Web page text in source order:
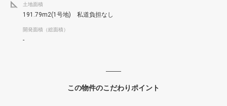
土地面積
191.79m2(1号地) 私道負担なし
開発面積（総面積）
-
この物件のこだわりポイント